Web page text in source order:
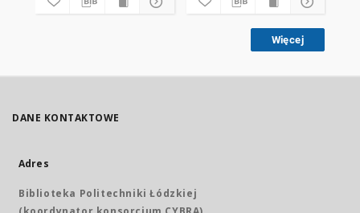
Więcej
DANE KONTAKTOWE
Adres
Biblioteka Politechniki Łódzkiej